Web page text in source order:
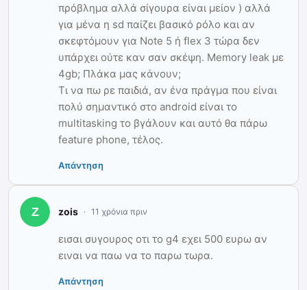
πρόβλημα αλλά σίγουρα είναι μείον ) αλλά
για μένα η sd παίζει βασικό ρόλο και αν
σκεφτόμουν για Note 5 ή flex 3 τώρα δεν
υπάρχει ούτε καν σαν σκέψη. Memory leak με
4gb; Πλάκα μας κάνουν;
Τι να πω ρε παιδιά, αν ένα πράγμα που είναι
πολύ σημαντικό στο android είναι το
multitasking το βγάλουν και αυτό θα πάρω
feature phone, τέλος.
Απάντηση
zois 11 χρόνια πριν
εισαι συγουρος οτι το g4 εχει 500 ευρω αν
ειναι να παω να το παρω τωρα.
Απάντηση